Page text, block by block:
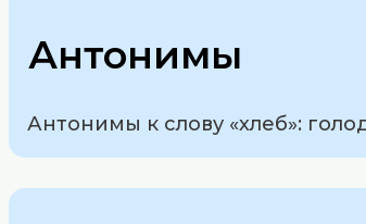
Антонимы
Антонимы к слову «хлеб»: